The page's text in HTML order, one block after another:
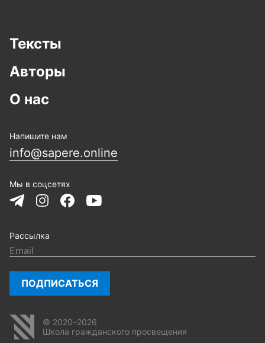
Тексты
Авторы
О нас
Напишите нам
info@sapere.online
Мы в соцсетях
Рассылка
ПОДПИСАТЬСЯ
© 2020–2026
Школа гражданского просвещения